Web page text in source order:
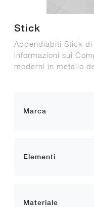
Marca
Elementi
Materiale
Stick
Appendiabiti Stick
informazioni sui
moderni in metallo